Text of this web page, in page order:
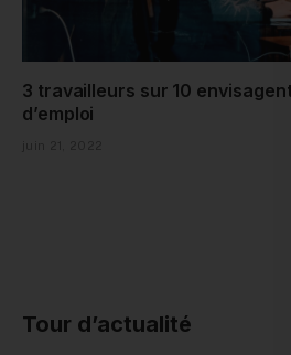
3 travailleurs sur 10
d’emploi
Tour d’actualité